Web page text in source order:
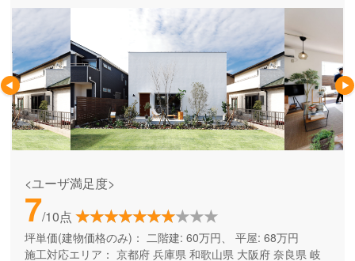
<ユーザ満足度>
7/10点
坪単価(建物価格のみ)： 二階建: 60万円、 平屋: 68万円
施工対応エリア： 京都府 兵庫県 和歌山県 大阪府 奈良県 岐